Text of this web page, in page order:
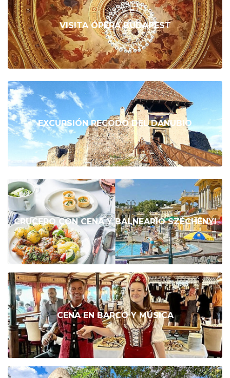
VISITA ÓPERA BUDAPEST
EXCURSIÓN RECODO DEL DANUBIO
CRUCERO CON CENA Y BALNEARIO SZÉCHENYI
CENA EN BARCO Y MÚSICA